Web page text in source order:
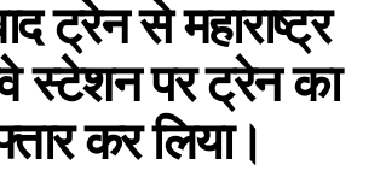
ट्रेन से महाराष्ट्र
स्टेशन पर ट्रेन का
कर लिया।